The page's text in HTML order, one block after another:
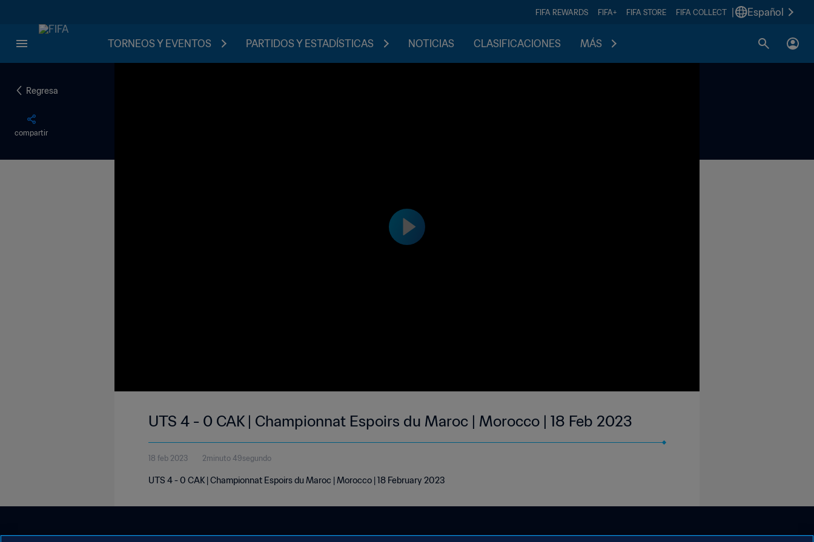
FIFA REWARDS FIFA+ FIFA STORE FIFA COLLECT Español
TORNEOS Y EVENTOS PARTIDOS Y ESTADÍSTICAS NOTICIAS CLASIFICACIONES MÁS
Regresa
compartir
UTS 4 - 0 CAK | Championnat Espoirs du Maroc | Morocco | 18 Feb 2023
18 feb 2023 2minuto 49segundo
UTS 4 - 0 CAK | Championnat Espoirs du Maroc | Morocco | 18 February 2023